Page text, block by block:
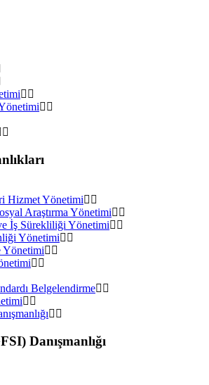
Hizmet Yönetimi
Araştırma Yönetimi
İş Sürekliliği Yönetimi
Yönetimi
Yönetimi
Belgelendirme
Danışmanlığı